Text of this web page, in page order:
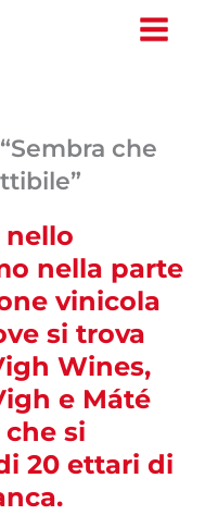
che
nello
nella parte
vinicola
si trova
Wines,
e Máté
si
20 ettari di